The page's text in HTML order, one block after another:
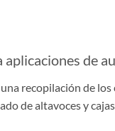
aplicaciones de
recopilación de
de altavoces y